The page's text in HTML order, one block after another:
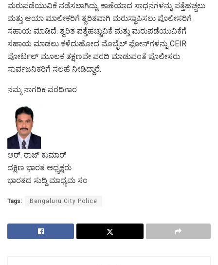
ಮರುಪಡೆಯುವಿಕೆ ನಡೆಸಲಾಗಿದ್ದು, ಕಾಣೆಯಾದ ಸಾಧನಗಳನ್ನು ಪತ್ತೆಹಚ್ಚಲು
ಮತ್ತು ಆಯಾ ಮಾಲೀಕರಿಗೆ ತ್ವರಿತವಾಗಿ ಮರುಸ್ಥಾಪಿಸಲು ಪೊಲೀಸರಿಗೆ
ಸಹಾಯ ಮಾಡಿದೆ. ತ್ವರಿತ ಪತ್ತೆಹಚ್ಚುವಿಕೆ ಮತ್ತು ಮರುಪಡೆಯುವಿಕೆಗೆ
ಸಹಾಯ ಮಾಡಲು ಕಳೆದುಹೋದ ಮೊಬೈಲ್ ಫೋನ್‌ಗಳನ್ನು CEIR
ಪೋರ್ಟಲ್ ಮೂಲಕ ತಕ್ಷಣವೇ ವರದಿ ಮಾಡುವಂತೆ ಪೊಲೀಸರು
ಸಾರ್ವಜನಿಕರಿಗೆ ಸಲಹೆ ನೀಡಿದ್ದಾರೆ.
ನಮ್ಮ ನಾಗರಿಕ ವರದಿಗಾರ
ಆರ್. ರಾಜ್ ಕುಮಾರ್
ದಕ್ಷಿಣ ಭಾರತ ಅಧ್ಯಕ್ಷರು
ಭಾರತದ ಸುದ್ದಿ ಮಾಧ್ಯಮ ಸಂ
Tags: Bengaluru City Police